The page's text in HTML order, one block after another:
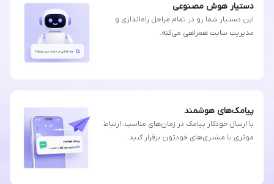
دستیار هوش مصنوعی
این دستیار شما رو در تمام مراحل راه‌اندازی و
مدیریت سایت همراهی می‌کنه.
پیامک‌های هوشمند
با ارسال خودکار پیامک در زمان‌های مناسب، ارتباط
موثری با مشتری‌های خودتون برقرار کنید.